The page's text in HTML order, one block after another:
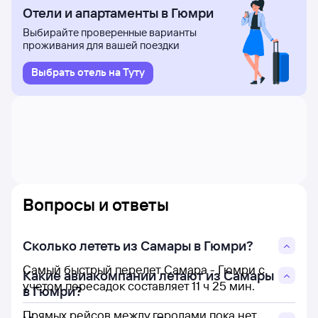
эти цены найдены пользователями Туту за последние
двое суток. В случае, если цена не отображена,
вы можете узнать ее, нажав на кнопку «Найти билет».
Для проверки наличия билетов из Самары
на конкретный рейс в Гюмри и увидеть точные цены -
Отели и апартаменты в Гюмри
Выбирайте проверенные варианты
проживания для вашей поездки
Выбрать отель на Туту
Вопросы и ответы
Сколько лететь из Самары в Гюмри?
Самый быстрый перелет Самара - Гюмри с
учетом пересадок составляет 11 ч 25 мин.
Какие авиакомпании летают из Самары
в Гюмри?
Прямых рейсов между городами пока нет.